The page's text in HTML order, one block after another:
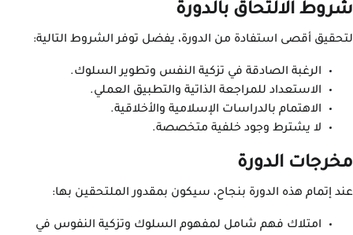
شروط الالتحاق بالدورة
لتحقيق أقصى استفادة من الدورة، يفضل توفر الشروط التالية:
الرغبة الصادقة في تزكية النفس وتطوير السلوك.
الاستعداد للمراجعة الذاتية والتطبيق العملي.
الاهتمام بالدراسات الإسلامية والأخلاقية.
لا يشترط وجود خلفية متخصصة.
مخرجات الدورة
عند إتمام هذه الدورة بنجاح، سيكون بمقدور الملتحقين بها:
امتلاك فهم شامل لمفهوم السلوك وتزكية النفوس في